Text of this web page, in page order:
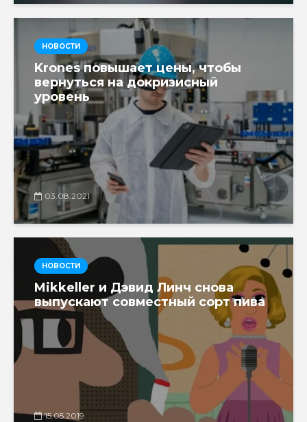
НОВОСТИ
Krones повышает цены, чтобы
вернуться на докризисный
уровень
03.08.2021
НОВОСТИ
Mikkeller и Дэвид Линч снова
выпускают совместный сорт пива
15.05.2019